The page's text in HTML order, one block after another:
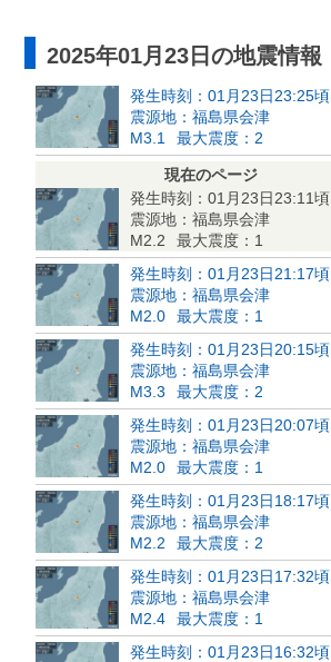
2025年01月23日の地震情報
発生時刻：01月23日23:25頃
震源地：福島県会津
M3.1
最大震度：2
現在のページ
発生時刻：01月23日23:11頃
震源地：福島県会津
M2.2
最大震度：1
発生時刻：01月23日21:17頃
震源地：福島県会津
M2.0
最大震度：1
発生時刻：01月23日20:15頃
震源地：福島県会津
M3.3
最大震度：2
発生時刻：01月23日20:07頃
震源地：福島県会津
M2.0
最大震度：1
発生時刻：01月23日18:17頃
震源地：福島県会津
M2.2
最大震度：2
発生時刻：01月23日17:32頃
震源地：福島県会津
M2.4
最大震度：1
発生時刻：01月23日16:32頃